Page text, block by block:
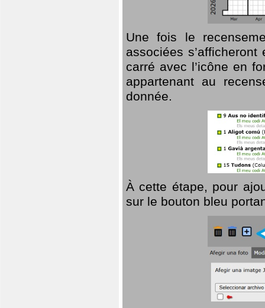
Une fois le
associées
carré avec l’icône en
appartenant au
donnée.
À cette étape, pour
sur le bouton bleu